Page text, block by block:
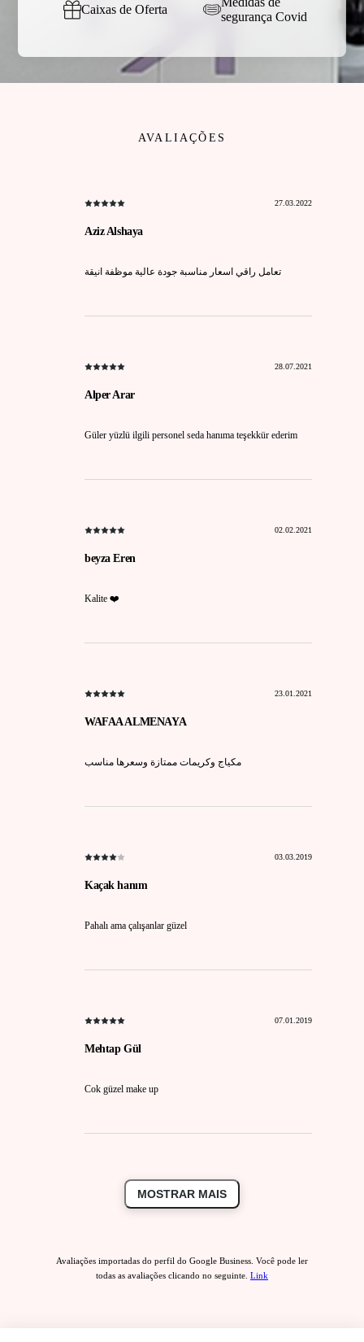
Caixas de Oferta
segurança Covid
AVALIAÇÕES
27.03.2022
Aziz Alshaya
تعامل راقي اسعار مناسبة جودة عالية موظفة انيقة
28.07.2021
Alper Arar
Güler yüzlü ilgili personel seda hanıma teşekkür ederim
02.02.2021
beyza Eren
Kalite ❤️
23.01.2021
WAFAA ALMENAYA
مكياج وكريمات ممتازة وسعرها مناسب
03.03.2019
Kaçak hanım
Pahalı ama çalışanlar güzel
07.01.2019
Mehtap Gül
Cok güzel make up
MOSTRAR MAIS
Avaliações importadas do perfil do Google Business. Você pode ler
todas as avaliações clicando no seguinte. Link